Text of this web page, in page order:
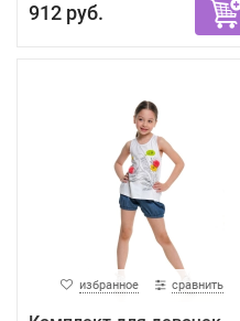
912 руб.
избранное сравнить